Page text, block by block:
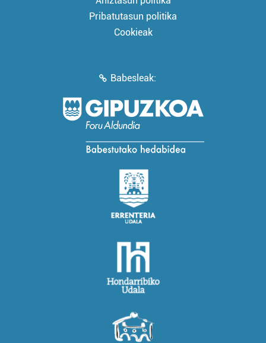
Pribatutasun politika
Cookieak
Babesleak: